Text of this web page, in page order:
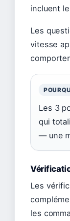
incluent
Les
vitesse
Les 3
qui
— une
Les
les